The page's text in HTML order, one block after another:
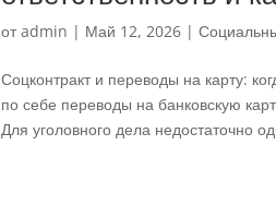
отadmin | Май 12, 2026 |
Соцконтракт и переводы на карту:
по себе переводы на банковскую
Для уголовного дела недостаточно